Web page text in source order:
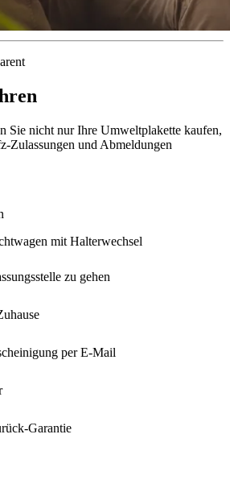
Sie nicht nur Ihre Umweltplakette kaufen,
Zulassungen und Abmeldungen
mit Halterwechsel
zu gehen
per E-Mail
Garantie